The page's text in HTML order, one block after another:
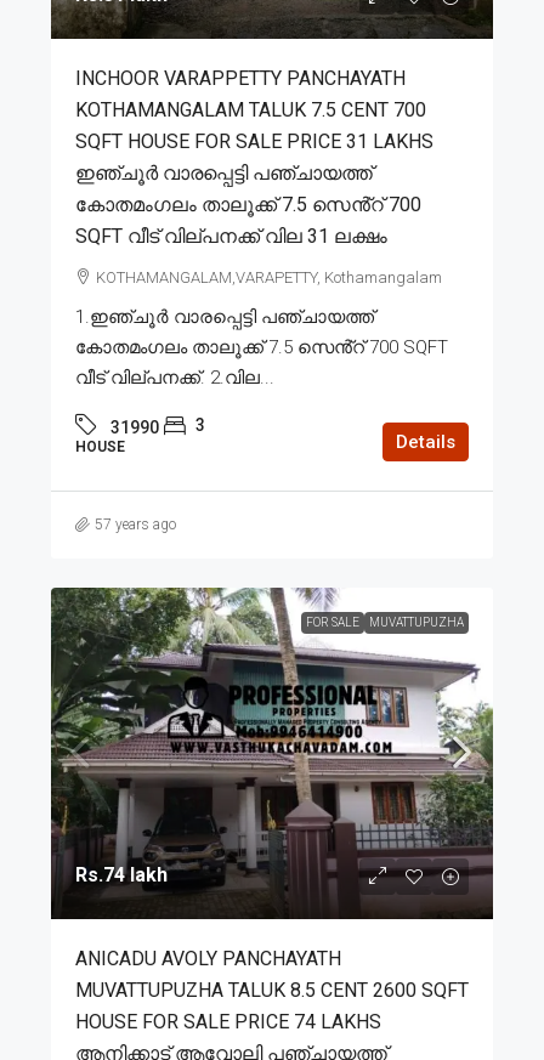
INCHOOR VARAPPETTY PANCHAYATH
KOTHAMANGALAM TALUK 7.5 CENT 700
SQFT HOUSE FOR SALE PRICE 31 LAKHS
ഇഞ്ചൂർ വാരപ്പെട്ടി പഞ്ചായത്ത്
കോതമംഗലം താലൂക്ക് 7.5 സെൻ്റ് 700
SQFT വീട് വില്പനക്ക് വില 31 ലക്ഷം
KOTHAMANGALAM,VARAPETTY, Kothamangalam
1.ഇഞ്ചൂർ വാരപ്പെട്ടി പഞ്ചായത്ത്
കോതമംഗലം താലൂക്ക് 7.5 സെൻ്റ് 700 SQFT
വീട് വില്പനക്ക്. 2.വില...
31990 3
HOUSE Details
57 years ago
FOR SALE MUVATTUPUZHA
Rs.74 lakh
ANICADU AVOLY PANCHAYATH
MUVATTUPUZHA TALUK 8.5 CENT 2600 SQFT
HOUSE FOR SALE PRICE 74 LAKHS
ആനിക്കാട് ആവോലി പഞ്ചായത്ത്